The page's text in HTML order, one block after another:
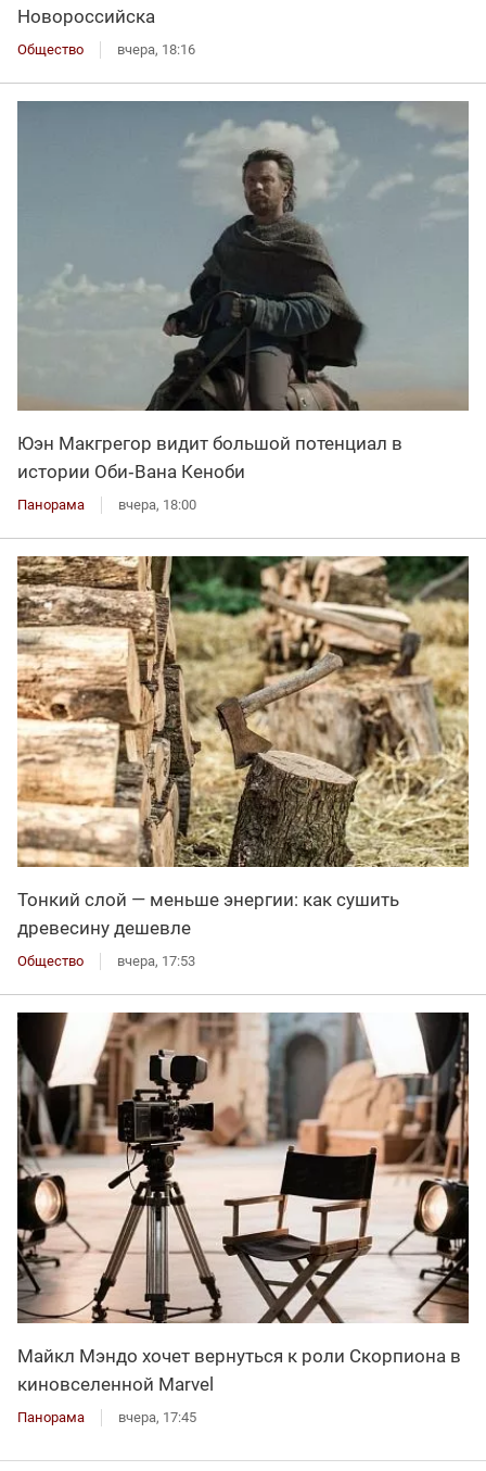
Новороссийска
Общество вчера, 18:16
Юэн Макгрегор видит большой потенциал в
истории Оби‑Вана Кеноби
Панорама вчера, 18:00
Тонкий слой — меньше энергии: как сушить
древесину дешевле
Общество вчера, 17:53
Майкл Мэндо хочет вернуться к роли Скорпиона в
киновселенной Marvel
Панорама вчера, 17:45